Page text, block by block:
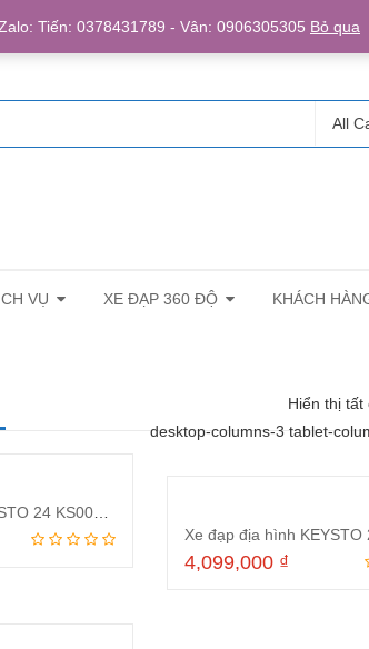
All
VỤ XE ĐẠP 360 ĐỘ KHÁCH
Hiển thị tất
desktop-columns-3 tablet-
4,099,000 ₫
Tiến: 0378431789 - Vân: 0906305305 Bỏ qua